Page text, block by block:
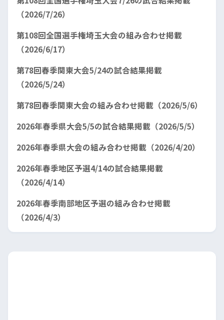
（2026/7/26）
第108回全国選手権埼玉大会の組み合わせ掲載
（2026/6/17）
第78回春季関東大会5/24の試合結果掲載
（2026/5/24）
第78回春季関東大会の組み合わせ掲載（2026/5/6）
2026年春季県大会5/5の試合結果掲載（2026/5/5）
2026年春季県大会の組み合わせ掲載（2026/4/20）
2026年春季地区予選4/14の試合結果掲載
（2026/4/14）
2026年春季南部地区予選の組み合わせ掲載
（2026/4/3）